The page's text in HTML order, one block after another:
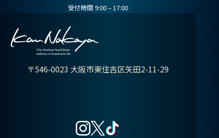
受付時間 9:00 – 17:00
〒546-0023 大阪市東住吉区矢田2-11-29